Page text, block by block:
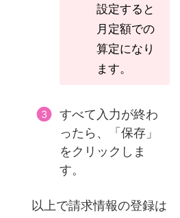
設定すると
月定額での
算定になり
ます。
すべて入力が終わ
ったら、「保存」
をクリックしま
す。
以上で請求情報の登録は